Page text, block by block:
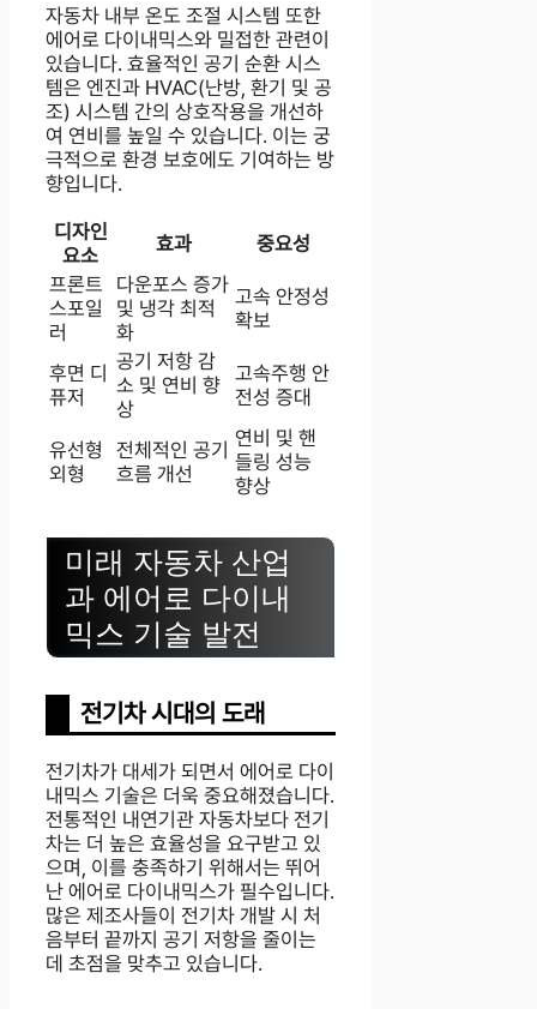
자동차 내부 온도 조절 시스템 또한
에어로 다이내믹스와 밀접한 관련이
있습니다. 효율적인 공기 순환 시스
템은 엔진과 HVAC(난방, 환기 및 공
조) 시스템 간의 상호작용을 개선하
여 연비를 높일 수 있습니다. 이는 궁
극적으로 환경 보호에도 기여하는 방
향입니다.
디자인
요소
효과
중요성
프론트
스포일
러
다운포스 증가
및 냉각 최적
화
고속 안정성
확보
후면 디
퓨저
공기 저항 감
소 및 연비 향
상
고속주행 안
전성 증대
유선형
외형
전체적인 공기
흐름 개선
연비 및 핸
들링 성능
향상
미래 자동차 산업
과 에어로 다이내
믹스 기술 발전
전기차 시대의 도래
전기차가 대세가 되면서 에어로 다이
내믹스 기술은 더욱 중요해졌습니다.
전통적인 내연기관 자동차보다 전기
차는 더 높은 효율성을 요구받고 있
으며, 이를 충족하기 위해서는 뛰어
난 에어로 다이내믹스가 필수입니다.
많은 제조사들이 전기차 개발 시 처
음부터 끝까지 공기 저항을 줄이는
데 초점을 맞추고 있습니다.